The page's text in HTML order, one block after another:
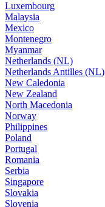
Luxembourg
Malaysia
Mexico
Montenegro
Myanmar
Netherlands (NL)
Netherlands Antilles (NL)
New Caledonia
New Zealand
North Macedonia
Norway
Philippines
Poland
Portugal
Romania
Serbia
Singapore
Slovakia
Slovenia